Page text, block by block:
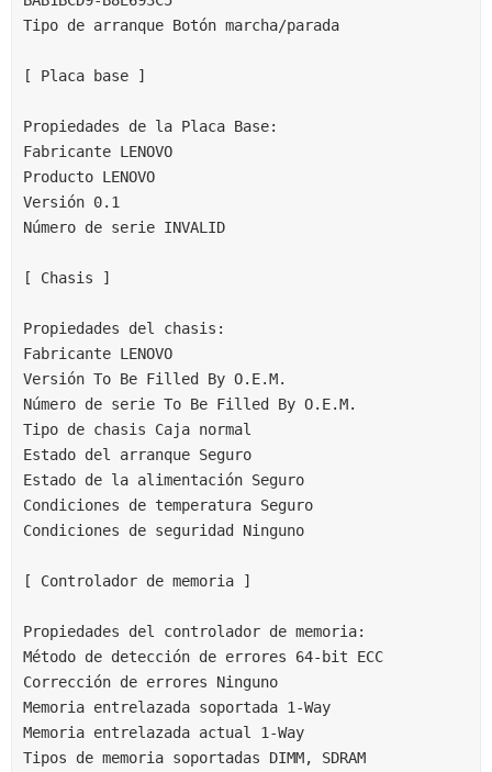
Tipo de arranque Botón marcha/parada
[ Placa base ]
Propiedades de la Placa Base:
Fabricante LENOVO
Producto LENOVO
Versión 0.1
Número de serie INVALID
[ Chasis ]
Propiedades del chasis:
Fabricante LENOVO
Versión To Be Filled By O.E.M.
Número de serie To Be Filled By O.E.M.
Tipo de chasis Caja normal
Estado del arranque Seguro
Estado de la alimentación Seguro
Condiciones de temperatura Seguro
Condiciones de seguridad Ninguno
[ Controlador de memoria ]
Propiedades del controlador de memoria:
Método de detección de errores 64-bit ECC
Corrección de errores Ninguno
Memoria entrelazada soportada 1-Way
Memoria entrelazada actual 1-Way
Tipos de memoria soportadas DIMM, SDRAM